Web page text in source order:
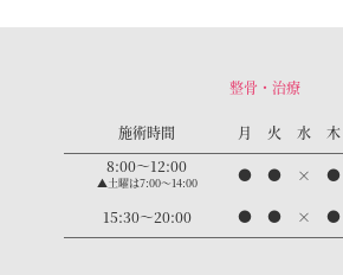
整骨・治療
施術時間 月 火 水 木
8:00～12:00
▲土曜は7:00～14:00 ● ● × ●
15:30～20:00 ● ● × ●